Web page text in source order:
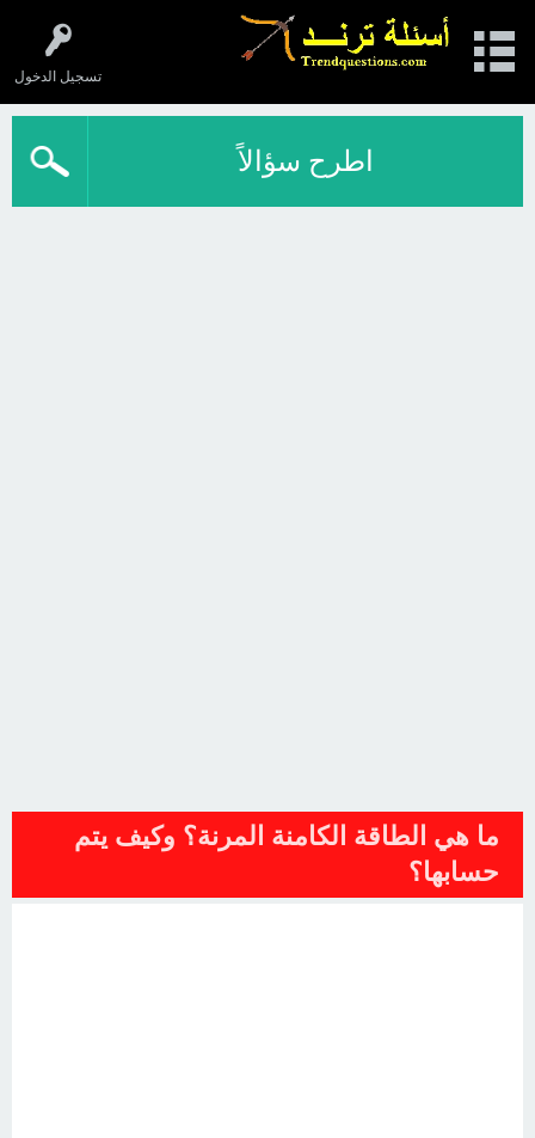
تسجيل الدخول
اطرح سؤالاً
ما هي الطاقة الكامنة المرنة؟ وكيف يتم
حسابها؟